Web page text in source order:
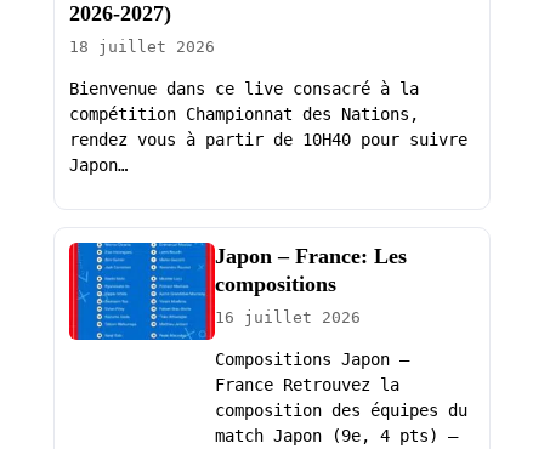
2026-2027)
18 juillet 2026
Bienvenue dans ce live consacré à la
compétition Championnat des Nations,
rendez vous à partir de 10H40 pour suivre
Japon…
Japon – France: Les
compositions
16 juillet 2026
Compositions Japon –
France Retrouvez la
composition des équipes du
match Japon (9e, 4 pts) –